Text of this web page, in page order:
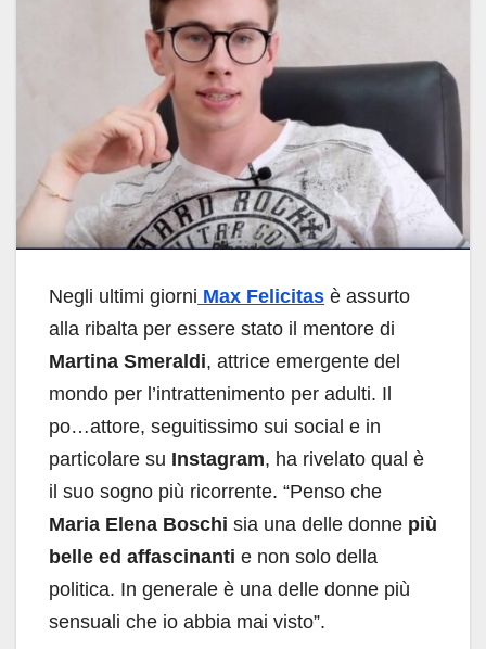
Negli ultimi giorni Max Felicitas è assurto
alla ribalta per essere stato il mentore di
Martina Smeraldi, attrice emergente del
mondo per l’intrattenimento per adulti. Il
po…attore, seguitissimo sui social e in
particolare su Instagram, ha rivelato qual è
il suo sogno più ricorrente. “Penso che
Maria Elena Boschi sia una delle donne più
belle ed affascinanti e non solo della
politica. In generale è una delle donne più
sensuali che io abbia mai visto”.